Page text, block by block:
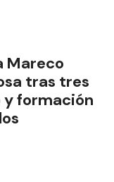
Mareco
tras tres
y formación